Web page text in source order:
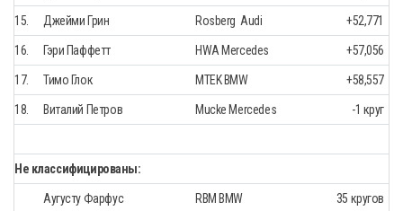
15. Джейми Грин Rosberg Audi +52,771
16. Гэри Паффетт HWA Mercedes +57,056
17. Тимо Глок MTEK BMW +58,557
18. Виталий Петров Mucke Mercedes -1 круг
Не классифицированы:
Аугусту Фарфус RBM BMW 35 кругов